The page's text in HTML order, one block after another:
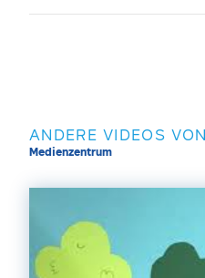
ANDERE VIDEOS VON
Medienzentrum